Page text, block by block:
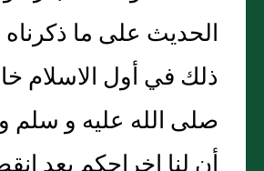
الحديث على ما
ذلك في أول الاسلام
صلى الله عليه و سلم